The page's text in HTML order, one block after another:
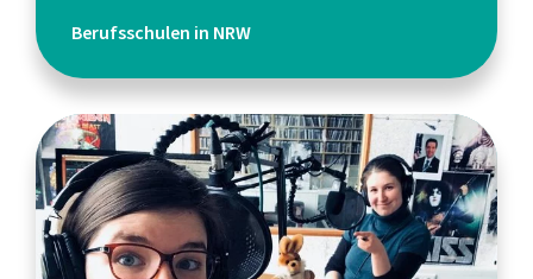
Berufsschulen in NRW